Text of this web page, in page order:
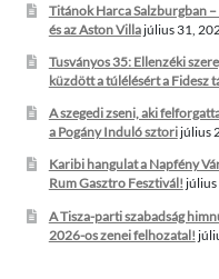
Titánok Harca Salzburgban –
és az Aston Villajúlius 31,
Tusványos 35: Ellenzéki
küzdött a túlélésért a Fidesz
A szegedi zseni, aki
a Pogány Induló sztorijúlius
Karibi hangulat a Napfény
Rum Gasztro Fesztivál! július
A Tisza-parti szabadság
2026-os zenei felhozatal!